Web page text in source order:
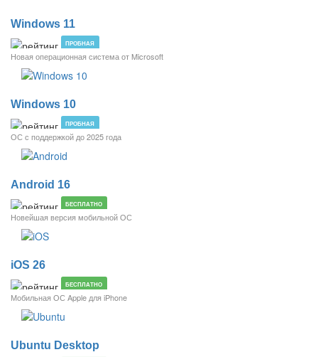
Windows 11
ПРОБНАЯ
Новая операционная система от Microsoft
Windows 10
ПРОБНАЯ
ОС с поддержкой до 2025 года
Android 16
БЕСПЛАТНО
Новейшая версия мобильной ОС
iOS 26
БЕСПЛАТНО
Мобильная ОС Apple для iPhone
Ubuntu Desktop